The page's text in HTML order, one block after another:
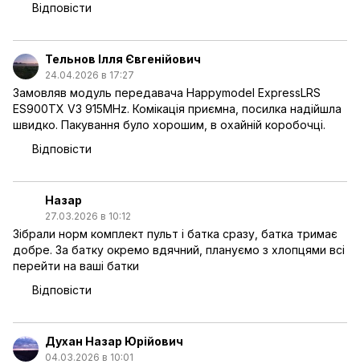
Відповісти
Тельнов Ілля Євгенійович
24.04.2026 в 17:27
Замовляв модуль передавача Happymodel ExpressLRS
ES900TX V3 915MHz. Комікація приємна, посилка надійшла
швидко. Пакування було хорошим, в охайній коробочці.
Відповісти
Назар
27.03.2026 в 10:12
Зібрали норм комплект пульт і батка сразу, батка тримає
добре. За батку окремо вдячний, плануємо з хлопцями всі
перейти на ваші батки
Відповісти
Духан Назар Юрійович
04.03.2026 в 10:01